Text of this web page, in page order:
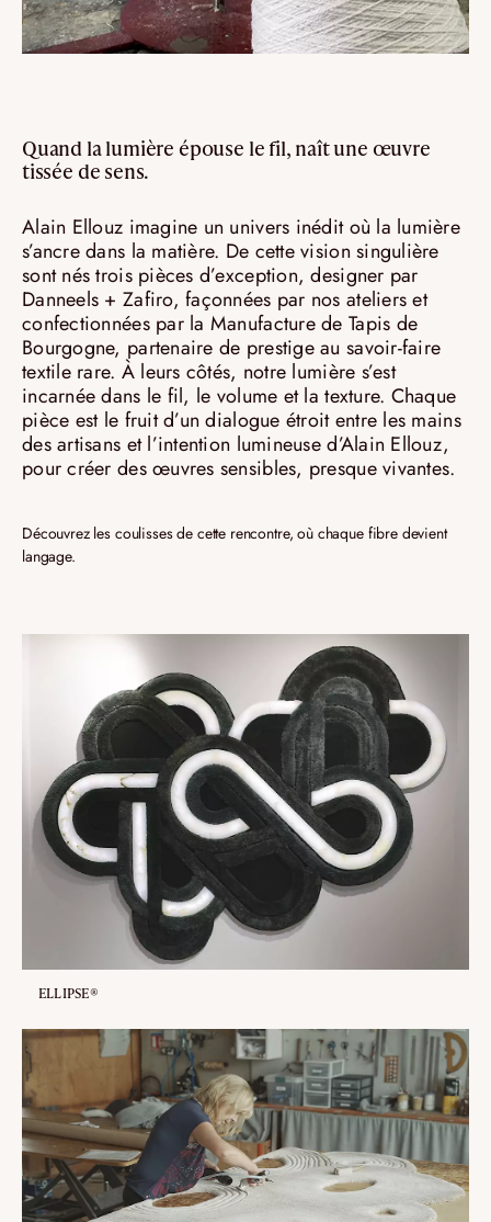
ELLIPSE®
Quand la lumière épouse le fil, naît une œuvre
tissée de sens.
Alain Ellouz imagine un univers inédit où la lumière
s’ancre dans la matière. De cette vision singulière
sont nés trois pièces d’exception, designer par
Danneels + Zafiro, façonnées par nos ateliers et
confectionnées par la Manufacture de Tapis de
Bourgogne, partenaire de prestige au savoir-faire
textile rare. À leurs côtés, notre lumière s’est
incarnée dans le fil, le volume et la texture. Chaque
pièce est le fruit d’un dialogue étroit entre les mains
des artisans et l’intention lumineuse d’Alain Ellouz,
pour créer des œuvres sensibles, presque vivantes.
Découvrez les coulisses de cette rencontre, où chaque fibre devient
langage.